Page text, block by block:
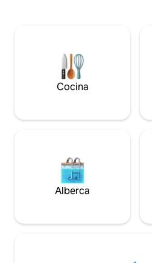
disfrutar de actividades turísticas
responsables: senderismo,
barranquismo, salidas a vela,
Cocina
Alberca